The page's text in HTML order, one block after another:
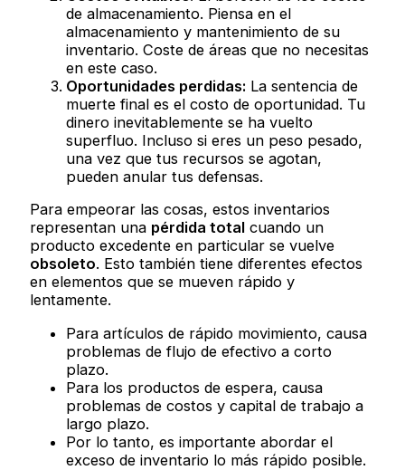
de almacenamiento. Piensa en el
almacenamiento y mantenimiento de su
inventario. Coste de áreas que no necesitas
en este caso.
Oportunidades perdidas: La sentencia de
muerte final es el costo de oportunidad. Tu
dinero inevitablemente se ha vuelto
superfluo. Incluso si eres un peso pesado,
una vez que tus recursos se agotan,
pueden anular tus defensas.
Para empeorar las cosas, estos inventarios
representan una pérdida total cuando un
producto excedente en particular se vuelve
obsoleto. Esto también tiene diferentes efectos
en elementos que se mueven rápido y
lentamente.
Para artículos de rápido movimiento, causa
problemas de flujo de efectivo a corto
plazo.
Para los productos de espera, causa
problemas de costos y capital de trabajo a
largo plazo.
Por lo tanto, es importante abordar el
exceso de inventario lo más rápido posible.